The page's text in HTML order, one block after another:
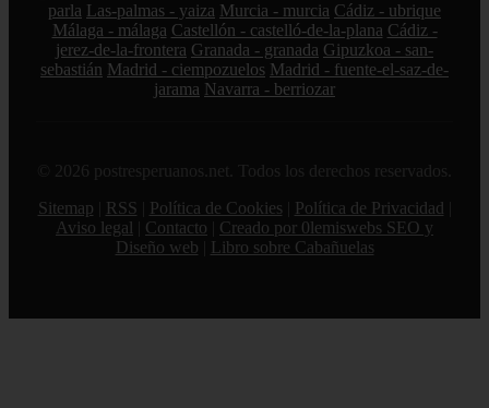
parla Las-palmas - yaiza Murcia - murcia Cádiz - ubrique
Málaga - málaga Castellón - castelló-de-la-plana Cádiz -
jerez-de-la-frontera Granada - granada Gipuzkoa - san-
sebastián Madrid - ciempozuelos Madrid - fuente-el-saz-de-
jarama Navarra - berriozar
© 2026 postresperuanos.net. Todos los derechos reservados.
Sitemap
RSS Política de Cookies Política de Privacidad
Aviso legal
Contacto
Creado por 0lemiswebs SEO y
Diseño web
Libro sobre Cabañuelas